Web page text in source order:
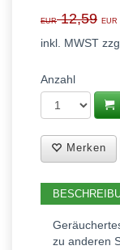
EUR12,59 EUR
inkl. MWST
Anzahl
Merken
zu anderen